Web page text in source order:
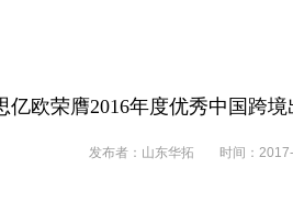
亿欧荣膺2016年度优秀中国跨
发布者：山东华拓 时间：